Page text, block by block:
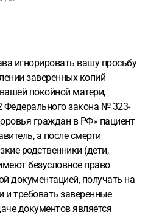
игнорировать вашу просьбу
заверенных копий
покойной матери,
Федерального закона № 323-
граждан в РФ» пациент
а после смерти
родственники (дети,
безусловное право
документацией, получать на
и требовать заверенные
документов является